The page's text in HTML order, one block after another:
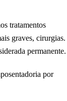
tratamentos
graves, cirurgias.
permanente.
por